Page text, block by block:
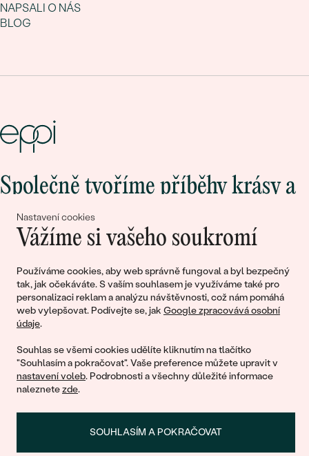
Nastavení cookies
Vážíme si vašeho soukromí
Používáme cookies, aby web správně fungoval a byl bezpečný
tak, jak očekáváte. S vaším souhlasem je využíváme také pro
personalizaci reklam a analýzu návštěvnosti, což nám pomáhá
web vylepšovat. Podívejte se, jak Google zpracovává osobní
údaje.
Souhlas se všemi cookies udělíte kliknutím na tlačítko
"Souhlasím a pokračovat". Vaše preference můžete upravit v
nastavení voleb. Podrobnosti a všechny důležité informace
naleznetezde.
SOUHLASÍM A POKRAČOVAT
NAPSALI O NÁS
BLOG
Společně tvoříme příběhy krásy a
lásky
© 2011 - 2026, Eppi.cz